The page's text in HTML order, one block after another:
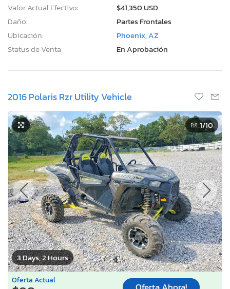
Valor Actual Efectivo:
$41,350 USD
Daño:
Partes Frontales
Ubicación:
Phoenix, AZ
Status de Venta:
En Aprobación
2016 Polaris Rzr Utility Vehicle
3 Days, 2 Hours
1/10
Oferta Actual